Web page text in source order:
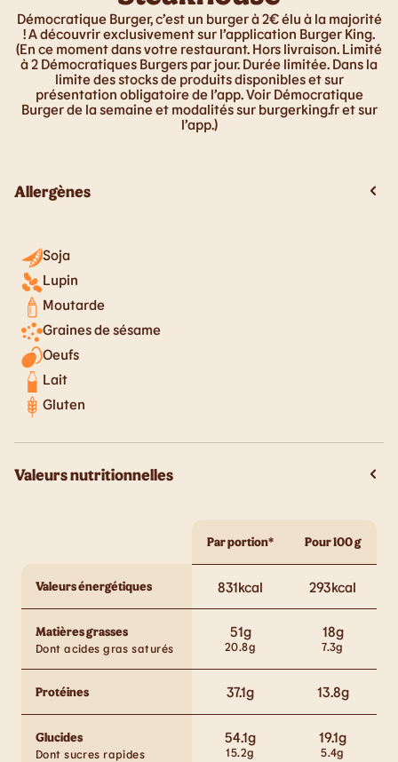
Démocratique Burger, c’est un burger à 2€ élu à la majorité
! A découvrir exclusivement sur l’application Burger King.
(En ce moment dans votre restaurant. Hors livraison. Limité
à 2 Démocratiques Burgers par jour. Durée limitée. Dans la
limite des stocks de produits disponibles et sur
présentation obligatoire de l’app. Voir Démocratique
Burger de la semaine et modalités sur burgerking.fr et sur
l’app.)
Allergènes
Soja
Lupin
Moutarde
Graines de sésame
Oeufs
Lait
Gluten
Valeurs nutritionnelles
Par portion* Pour 100 g
Valeurs énergétiques 831kcal 293kcal
Matières grasses 51g 18g
Dont acides gras saturés 20.8g 7.3g
Protéines 37.1g 13.8g
Glucides 54.1g 19.1g
Dont sucres rapides 15.2g 5.4g